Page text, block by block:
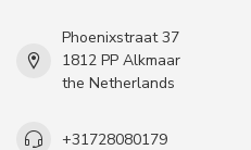
Phoenixstraat 37
1812 PP Alkmaar
the Netherlands
+31728080179